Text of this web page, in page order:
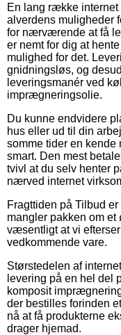
En lang række
alverdens muligheder
for nærværende at få
er nemt for dig at
mulighed for det.
gnidningsløs, og
leveringsmanér ved
imprægneringsolie.
Du kunne endvidere
hus eller ud til din
somme tider en kende
smart. Den mest
tvivl at du selv henter
nærved internet
Fragttiden på Tilbud
mangler pakken om
væsentligt at vi
vedkommende vare.
Størstedelen af
levering på en hel del
komposit
der bestilles forinden
nå at få produkterne
drager hjemad.